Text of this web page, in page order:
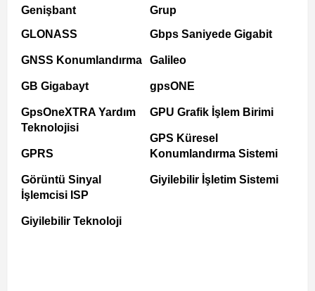
Genişbant
GLONASS
GNSS Konumlandırma
GB Gigabayt
GpsOneXTRA Yardım
Teknolojisi
GPRS
Görüntü Sinyal
İşlemcisi ISP
Giyilebilir Teknoloji
Grup
Gbps Saniyede Gigabit
Galileo
gpsONE
GPU Grafik İşlem Birimi
GPS Küresel
Konumlandırma Sistemi
Giyilebilir İşletim Sistemi